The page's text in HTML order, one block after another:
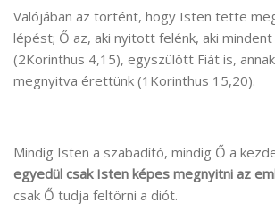
Valójában az történt, hogy Isten tette
lépést; Ő az, aki nyitott felénk, aki
(2Korinthus 4,15), egyszülött Fiát is,
megnyitva érettünk (1Korinthus 15,20).
Mindig Isten a szabadító, mindig Ő a
egyedül csak Isten képes megnyitni az
csak Ő tudja feltörni a diót.